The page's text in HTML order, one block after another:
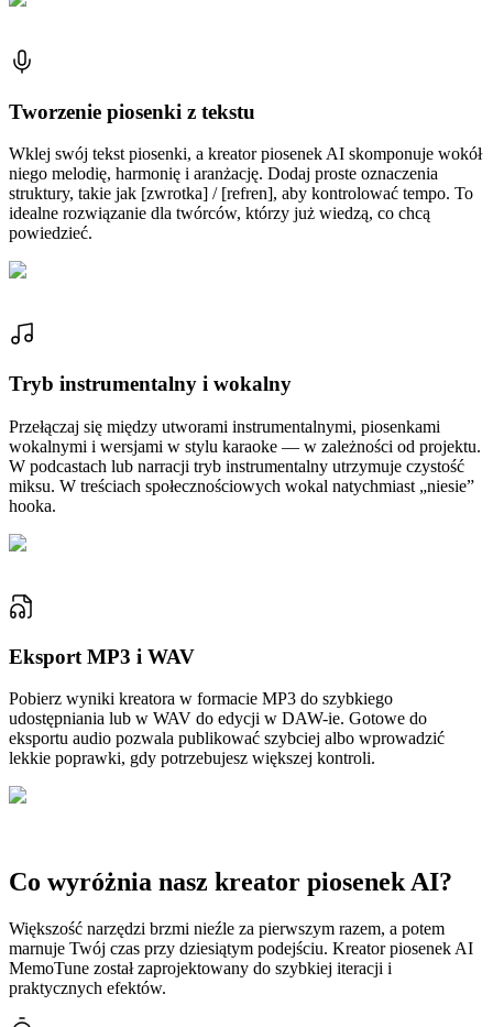
Tworzenie piosenki z tekstu
Wklej swój tekst piosenki, a kreator piosenek AI skomponuje wokół
niego melodię, harmonię i aranżację. Dodaj proste oznaczenia
struktury, takie jak [zwrotka] / [refren], aby kontrolować tempo. To
idealne rozwiązanie dla twórców, którzy już wiedzą, co chcą
powiedzieć.
Tryb instrumentalny i wokalny
Przełączaj się między utworami instrumentalnymi, piosenkami
wokalnymi i wersjami w stylu karaoke — w zależności od projektu.
W podcastach lub narracji tryb instrumentalny utrzymuje czystość
miksu. W treściach społecznościowych wokal natychmiast „niesie”
hooka.
Eksport MP3 i WAV
Pobierz wyniki kreatora w formacie MP3 do szybkiego
udostępniania lub w WAV do edycji w DAW-ie. Gotowe do
eksportu audio pozwala publikować szybciej albo wprowadzić
lekkie poprawki, gdy potrzebujesz większej kontroli.
Co wyróżnia nasz kreator piosenek AI?
Większość narzędzi brzmi nieźle za pierwszym razem, a potem
marnuje Twój czas przy dziesiątym podejściu. Kreator piosenek AI
MemoTune został zaprojektowany do szybkiej iteracji i
praktycznych efektów.